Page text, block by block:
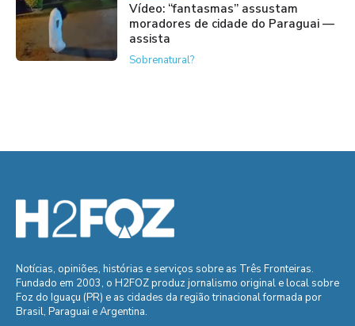
Vídeo: “fantasmas” assustam
moradores de cidade do Paraguai —
assista
Sobrenatural?
Notícias, opiniões, histórias e serviços sobre as Três Fronteiras.
Fundado em 2003, o H2FOZ produz jornalismo original e local sobre
Foz do Iguaçu (PR) e as cidades da região trinacional formada por
Brasil, Paraguai e Argentina.